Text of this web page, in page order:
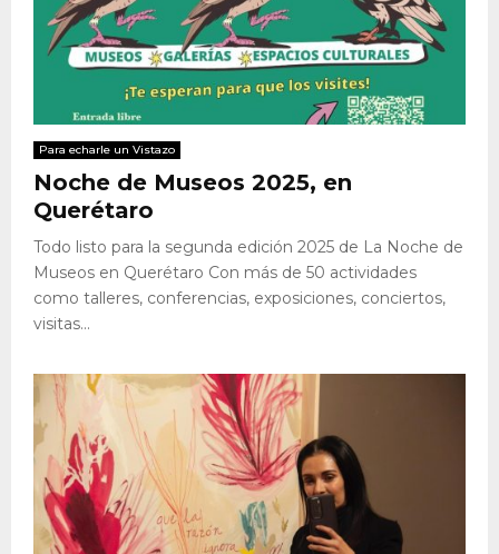
Para echarle un Vistazo
Noche de Museos 2025, en
Querétaro
Todo listo para la segunda edición 2025 de La Noche de
Museos en Querétaro Con más de 50 actividades
como talleres, conferencias, exposiciones, conciertos,
visitas...